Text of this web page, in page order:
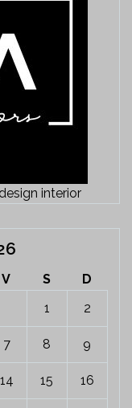
interior
V S
D
1
2
7 8 9
14 15 16